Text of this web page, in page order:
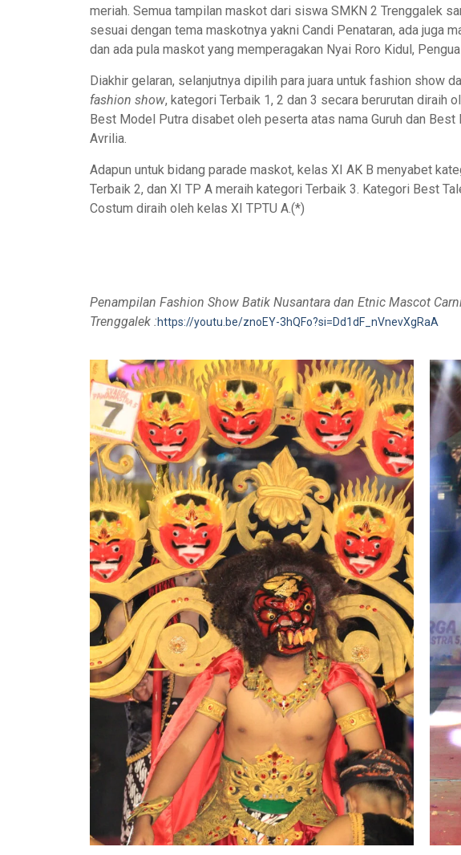
meriah. Semua tampilan maskot dari siswa SMKN 2 Trenggalek
sesuai dengan tema maskotnya yakni Candi Penataran, ada juga
dan ada pula maskot yang memperagakan Nyai Roro Kidul,
Diakhir gelaran, selanjutnya dipilih para juara untuk fashion show
fashion show, kategori Terbaik 1, 2 dan 3 secara berurutan diraih
Best Model Putra disabet oleh peserta atas nama Guruh dan
Avrilia.
Adapun untuk bidang parade maskot, kelas XI AK B menyabet
Terbaik 2, dan XI TP A meraih kategori Terbaik 3. Kategori Best
Costum diraih oleh kelas XI TPTU A.(*)
Penampilan Fashion Show Batik Nusantara dan Etnic Mascot
Trenggalek :https://youtu.be/znoEY-3hQFo?si=Dd1dF_nVnevXgRaA